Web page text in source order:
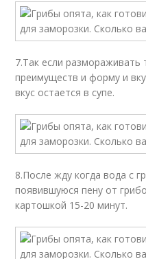
7.Так если
преимуществ и форму и
вкус остается в супе.
8.После жду когда вода с
появившуюся пену от
картошкой 15-20 минут.